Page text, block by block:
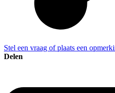
Stel een vraag of plaats een
Delen